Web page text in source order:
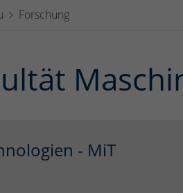
Forschung
- MiT